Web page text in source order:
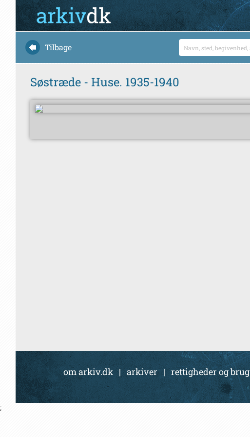
Tilbage
Søstræde - Huse. 1935-1940
om arkiv.dk | arkiver| rettigheder og brug
;